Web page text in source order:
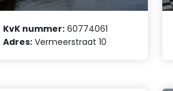
KvK nummer: 60774061
Adres: Vermeerstraat 10